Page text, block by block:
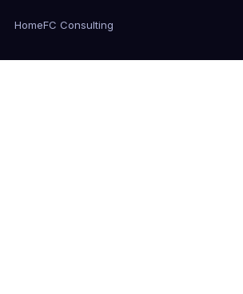
HomeFC Consulting